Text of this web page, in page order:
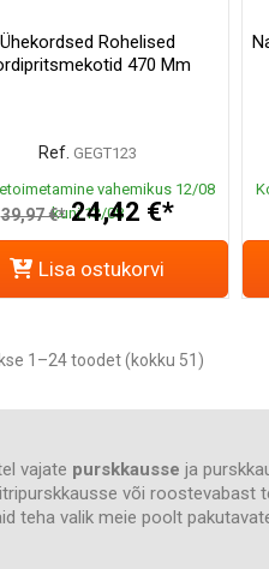
Ühekordsed Rohelised
470 Mm
Ref. GEGT123
vahemikus 12/08
kuni 13/08
39,97 €* 24,42 €*
Lisa ostukorvi
1–24 toodet (kokku 51)
vajate purskkausse ja
või
teha valik meie poolt